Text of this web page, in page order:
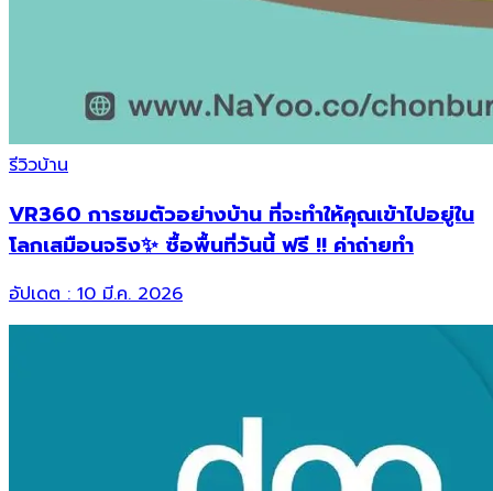
รีวิวบ้าน
VR360 การชมตัวอย่างบ้าน ที่จะทำให้คุณเข้าไปอยู่ใน
โลกเสมือนจริง✨ ซื้อพื้นที่วันนี้ ฟรี !! ค่าถ่ายทำ
อัปเดต :10 มี.ค. 2026